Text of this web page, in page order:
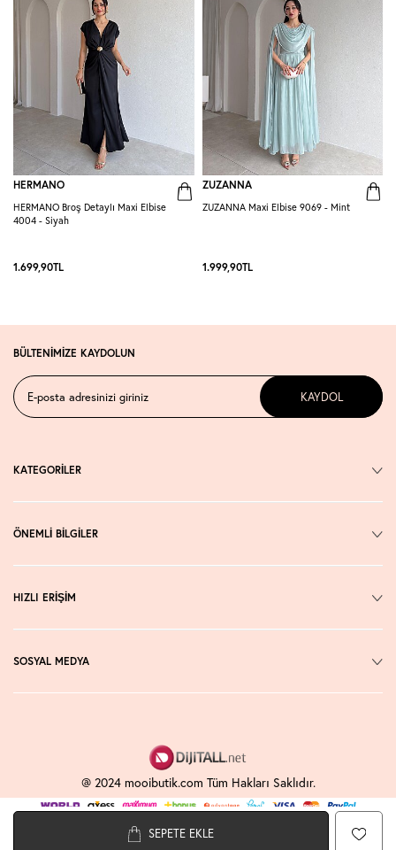
SEPETE EKLE
HERMANO
HERMANO Broş Detaylı Maxi Elbise
4004 - Siyah
1.699,90TL
ZUZANNA
ZUZANNA Maxi Elbise 9069 - Mint
1.999,90TL
BÜLTENİMİZE KAYDOLUN
KAYDOL
KATEGORİLER
ÖNEMLİ BİLGİLER
HIZLI ERİŞİM
SOSYAL MEDYA
@ 2024 mooibutik.com Tüm Hakları Saklıdır.
-SoftE-Ticaret